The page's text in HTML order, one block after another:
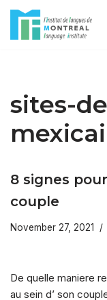
Skip
sites-
8 signes
couple
November 27, 2021
De quelle maniere
au sein d’ son